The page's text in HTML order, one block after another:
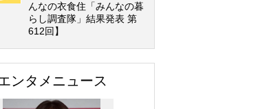
んなの衣食住「みんなの暮
らし調査隊」結果発表 第
612回】
ンタメニュース